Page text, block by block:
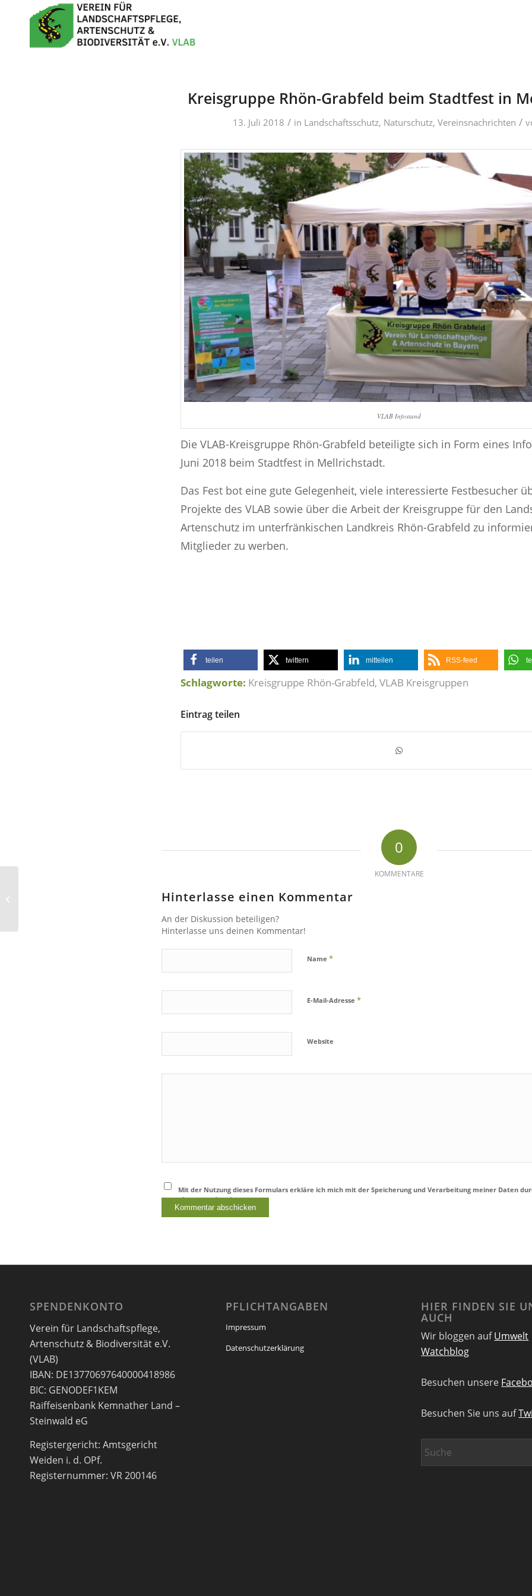
Kreisgruppe Rhön-Grabfeld beim Stadtfest in
13. Juli 2018 / in Landschaftsschutz, Naturschutz, Vereinsnachrichten /
VLAB Infostand
Die VLAB-Kreisgruppe Rhön-Grabfeld beteiligte sich in Form eines
Juni 2018 beim Stadtfest in Mellrichstadt.
Das Fest bot eine gute Gelegenheit, viele interessierte Festbesucher
Projekte des VLAB sowie über die Arbeit der Kreisgruppe für den
Artenschutz im unterfränkischen Landkreis Rhön-Grabfeld zu
Mitglieder zu werben.
teilen twittern mitteilen RSS-feed
Schlagworte: Kreisgruppe Rhön-Grabfeld, VLAB Kreisgruppen
Eintrag teilen
0
KOMMENTARE
Hinterlasse einen Kommentar
An der Diskussion beteiligen?
Hinterlasse uns deinen Kommentar!
Name *
E-Mail-Adresse *
Website
Mit der Nutzung dieses Formulars erkläre ich mich mit der Speicherung und Verarbeitung meiner Daten
einverstanden.*
SPENDENKONTO
Verein für Landschaftspflege,
Artenschutz & Biodiversität e.V.
(VLAB)
IBAN: DE13770697640000418986
BIC: GENODEF1KEM
Raiffeisenbank Kemnather Land –
Steinwald eG
Registergericht: Amtsgericht
Weiden i. d. OPf.
Registernummer: VR 200146
PFLICHTANGABEN
Impressum
Datenschutzerklärung
HIER FINDEN SIE
AUCH
Wir bloggen aufUmwelt
Watchblog
Besuchen unsere
Besuchen Sie uns auf